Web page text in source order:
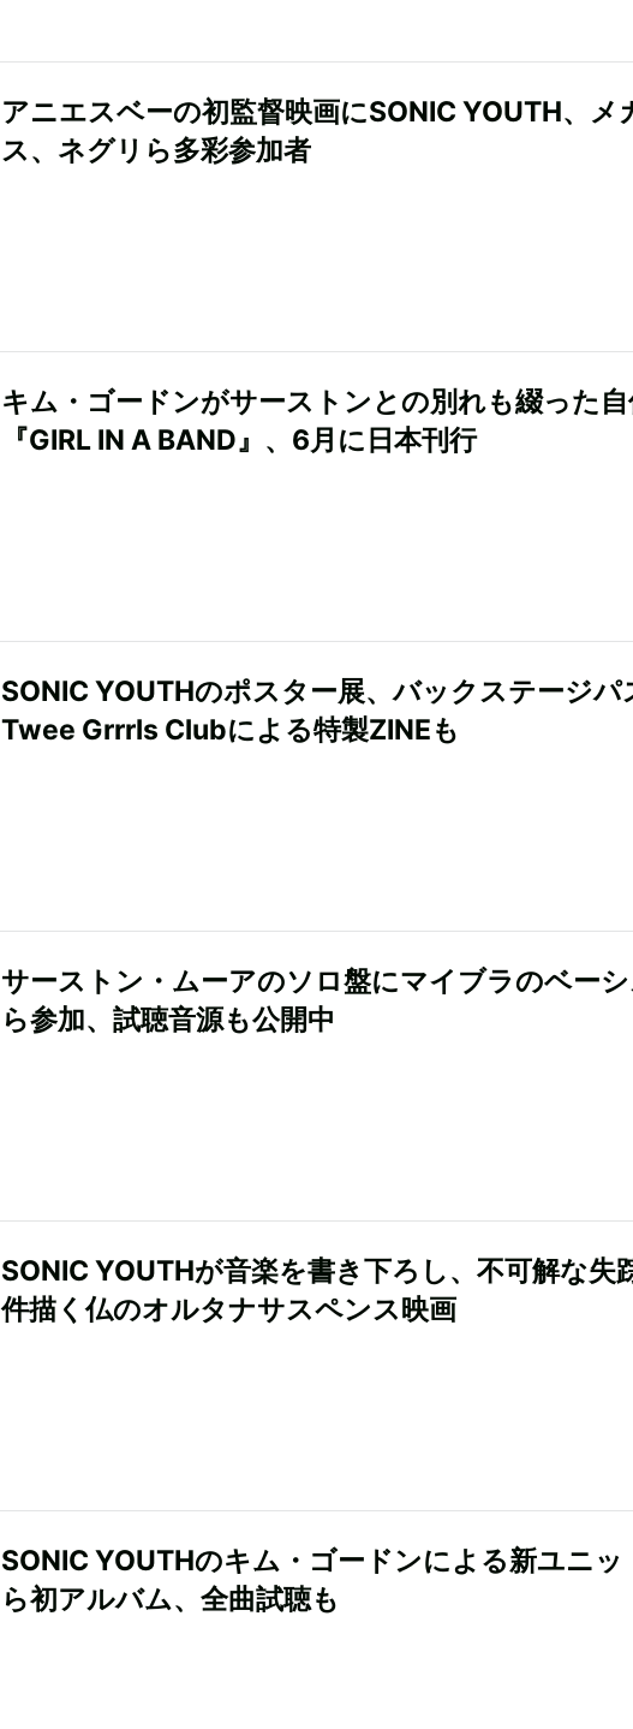
アニエスベーの初監督映画にSONIC YOUTH、メ
ス、ネグリら多彩参加者
キム・ゴードンがサーストンとの別れも綴った
『GIRL IN A BAND』、6月に日本刊行
SONIC YOUTHのポスター展、バックステージパ
Twee Grrrls Clubによる特製ZINEも
サーストン・ムーアのソロ盤にマイブラのベー
ら参加、試聴音源も公開中
SONIC YOUTHが音楽を書き下ろし、不可解な失
件描く仏のオルタナサスペンス映画
SONIC YOUTHのキム・ゴードンによる新ユニッ
ら初アルバム、全曲試聴も